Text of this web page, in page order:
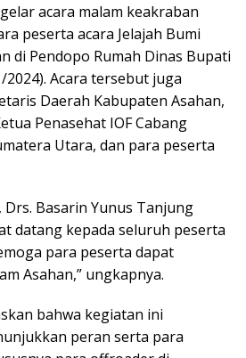
acara malam keakraban
peserta acara Jelajah Bumi
di Pendopo Rumah Dinas Bupati
2024). Acara tersebut juga
Daerah Kabupaten Asahan,
Penasehat IOF Cabang
Utara, dan para peserta
Basarin Yunus Tanjung
datang kepada seluruh peserta
para peserta dapat
Asahan,” ungkapnya.
bahwa kegiatan ini
peran serta para